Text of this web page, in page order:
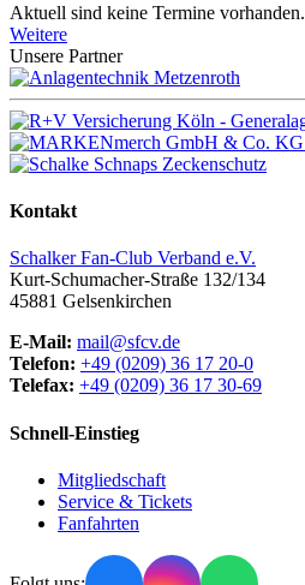
Aktuell sind keine Termine vorhanden.
Weitere
Unsere Partner
Kontakt
Schalker Fan-Club Verband e.V.
Kurt-Schumacher-Straße 132/134
45881 Gelsenkirchen
E-Mail: mail@sfcv.de
Telefon: +49 (0209) 36 17 20-0
Telefax: +49 (0209) 36 17 30-69
Schnell-Einstieg
Mitgliedschaft
Service & Tickets
Fanfahrten